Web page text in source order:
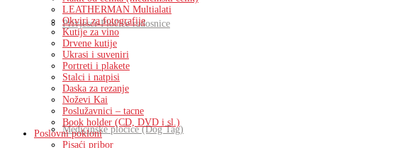
Privjesci-Pločice radosnice
Medicinske pločice (Dog Tag)
LEATHERMAN Multialati
Okviri za fotografije
Kutije za vino
Drvene kutije
Ukrasi i suveniri
Portreti i plakete
Stalci i natpisi
Daska za rezanje
Noževi Kai
Poslužavnici – tacne
Book holder (CD, DVD i sl.)
Poslovni pokloni
Pisaći pribor